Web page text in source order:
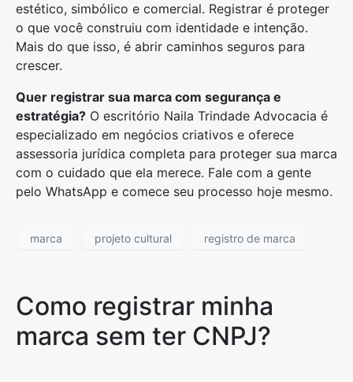
estético, simbólico e comercial. Registrar é proteger
o que você construiu com identidade e intenção.
Mais do que isso, é abrir caminhos seguros para
crescer.
Quer registrar sua marca com segurança e
estratégia? O escritório Naila Trindade Advocacia é
especializado em negócios criativos e oferece
assessoria jurídica completa para proteger sua marca
com o cuidado que ela merece. Fale com a gente
pelo WhatsApp e comece seu processo hoje mesmo.
marca projeto cultural registro de marca
Como registrar minha
marca sem ter CNPJ?